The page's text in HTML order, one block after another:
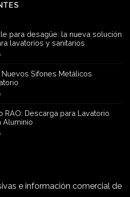
para desagüe: la nueva solución
lavatorios y sanitarios
en
extensible
para
desagüe:
la
solución
flexible
RAO
Nuevos Sifones Metálicos
en
RAO:
Nuevos
Sifones
Metálicos
RAO: Descarga para Lavatorio
Aluminio
en
Lavatorio
Recta
e información comercial de